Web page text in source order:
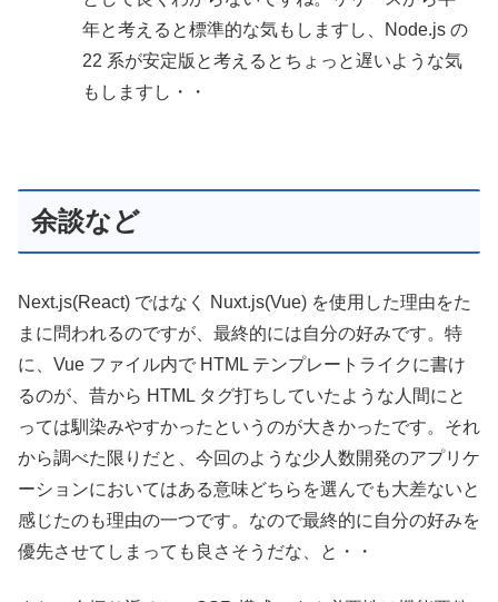
年と考えると標準的な気もしますし、Node.js の
22 系が安定版と考えるとちょっと遅いような気
もしますし・・
余談など
Next.js(React) ではなく Nuxt.js(Vue) を使用した理由をた
まに問われるのですが、最終的には自分の好みです。特
に、Vue ファイル内で HTML テンプレートライクに書け
るのが、昔から HTML タグ打ちしていたような人間にと
っては馴染みやすかったというのが大きかったです。それ
から調べた限りだと、今回のような少人数開発のアプリケ
ーションにおいてはある意味どちらを選んでも大差ないと
感じたのも理由の一つです。なので最終的に自分の好みを
優先させてしまっても良さそうだな、と・・